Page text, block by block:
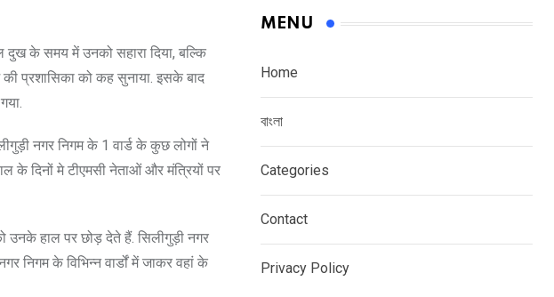
दुख के समय में उनको सहारा दिया, बल्कि
की प्रशासिका को कह सुनाया. इसके बाद
नगर निगम के 1 वार्ड के कुछ लोगों ने
के दिनों मे टीएमसी नेताओं और मंत्रियों पर
उनके हाल पर छोड़ देते हैं. सिलीगुड़ी नगर
निगम के विभिन्न वार्डों में जाकर वहां के
MENU
Home
বাংলা
Categories
Contact
Privacy Policy